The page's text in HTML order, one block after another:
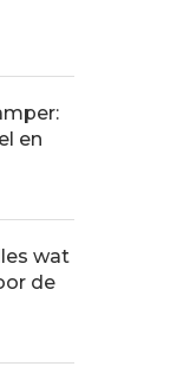
en
wat
de